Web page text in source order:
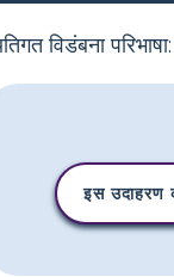
विडंबना
इस उदाहरण